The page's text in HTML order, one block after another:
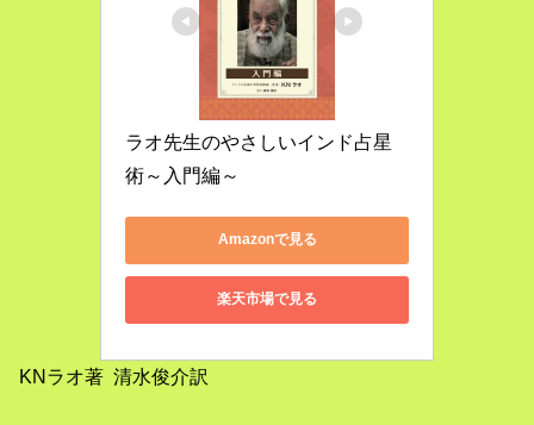
ラオ先生のやさしいインド占星
術～入門編～
Amazonで見る
楽天市場で見る
KNラオ著 清水俊介訳